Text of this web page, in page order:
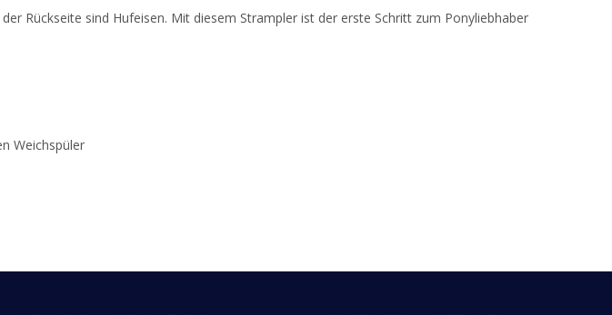
Rückseite sind Hufeisen. Mit diesem Strampler ist der erste Schritt zum Ponyliebhaber
Weichspüler